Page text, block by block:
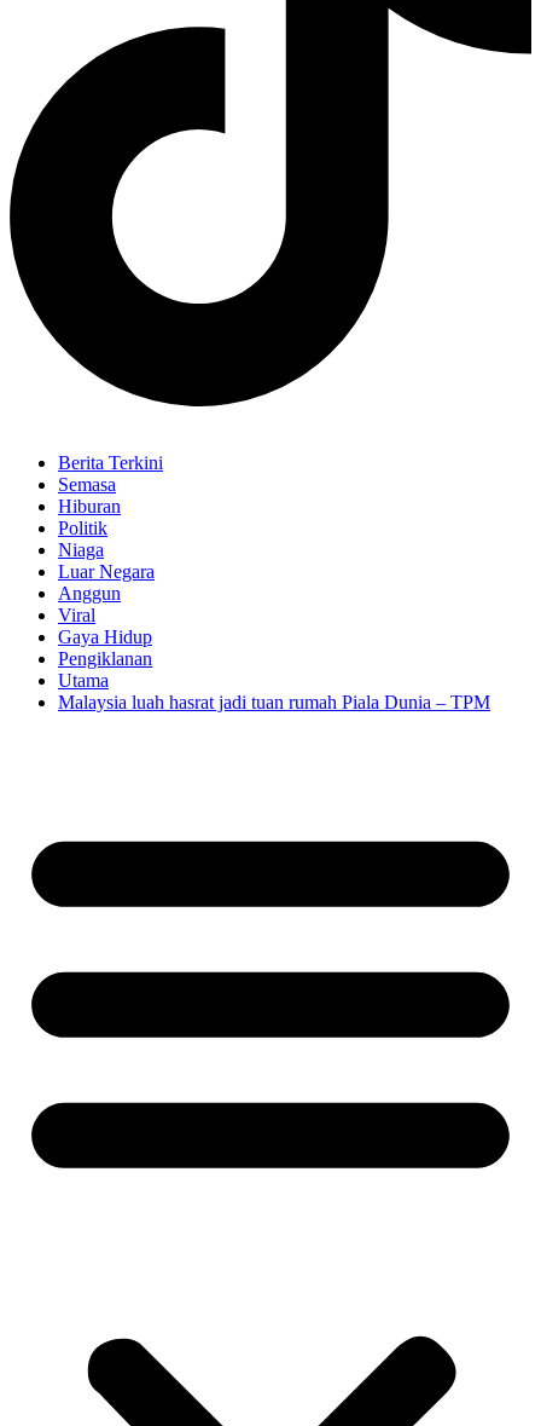
Berita Terkini
Semasa
Hiburan
Politik
Niaga
Luar Negara
Anggun
Viral
Gaya Hidup
Pengiklanan
Utama
Malaysia luah hasrat jadi tuan rumah Piala Dunia – TPM